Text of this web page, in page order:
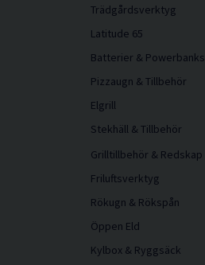
Trädgårdsverktyg
Latitude 65
Batterier & Powerbanks
Pizzaugn & Tillbehör
Elgrill
Stekhäll & Tillbehör
Grilltillbehör & Redskap
Friluftsverktyg
Rökugn & Rökspån
Öppen Eld
Kylbox & Ryggsäck